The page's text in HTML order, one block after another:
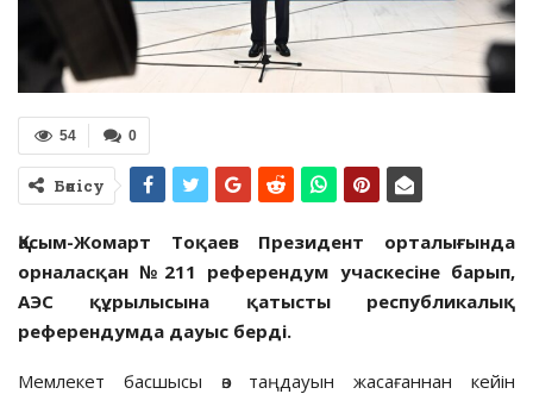
0
54
Бөлісу
Қасым-Жомарт Тоқаев Президент орталығында
орналасқан №211 референдум учаскесіне барып,
АЭС құрылысына қатысты республикалық
референдумда дауыс берді.
Мемлекет басшысы өз таңдауын жасағаннан кейін